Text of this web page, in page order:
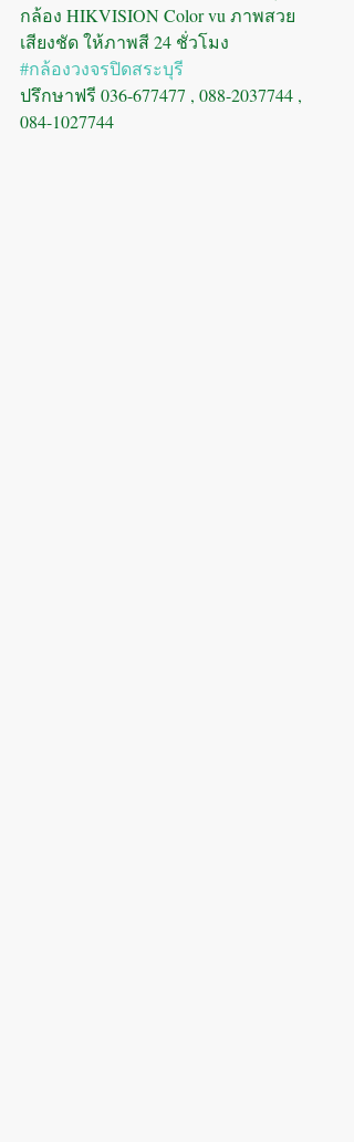
กล้อง HIKVISION Color vu ภาพสวย
เสียงชัด ให้ภาพสี 24 ชั่วโมง
#กล้องวงจรปิดสระบุรี
ปรึกษาฟรี 036-677477 , 088-2037744 ,
084-1027744